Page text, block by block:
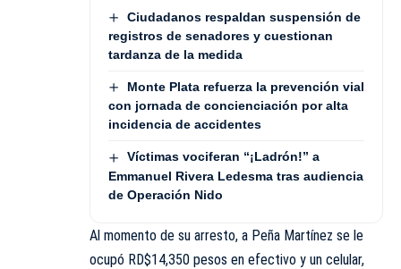
Ciudadanos respaldan suspensión de
registros de senadores y cuestionan
tardanza de la medida
Monte Plata refuerza la prevención vial
con jornada de concienciación por alta
incidencia de accidentes
Víctimas vociferan “¡Ladrón!” a
Emmanuel Rivera Ledesma tras audiencia
de Operación Nido
Al momento de su arresto, a Peña Martínez se le
ocupó RD$14,350 pesos en efectivo y un celular,